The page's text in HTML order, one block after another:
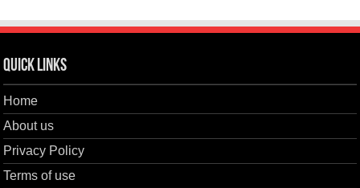
Quick Links
Home
About us
Privacy Policy
Terms of use